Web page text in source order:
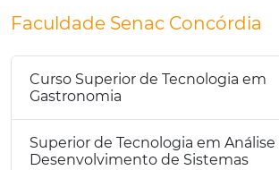
Faculdade Senac Concórdia
Curso Superior de Tecnologia em
Gastronomia
Superior de Tecnologia em Análise
Desenvolvimento de Sistemas